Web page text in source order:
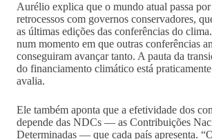
Aurélio explica que o mundo atual passa
retrocessos com governos conservadores,
as últimas edições das conferências do
num momento em que outras conferências
conseguiram avançar tanto. A pauta da
do financiamento climático está praticamente
avalia.
Ele também aponta que a efetividade dos
depende das NDCs — as Contribuições
Determinadas — que cada país apresenta.